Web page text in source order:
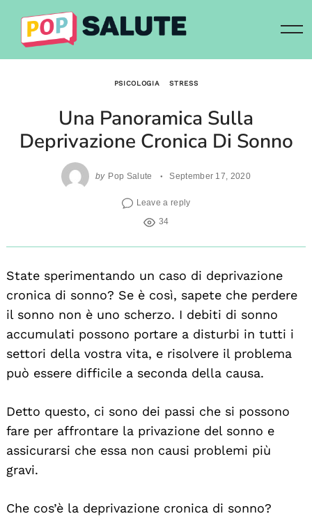
content
PSICOLOGIA STRESS
Una Panoramica Sulla
Deprivazione Cronica Di Sonno
by Pop Salute September 17, 2020
Leave a reply
34
State sperimentando un caso di deprivazione
cronica di sonno? Se è così, sapete che perdere
il sonno non è uno scherzo. I debiti di sonno
accumulati possono portare a disturbi in tutti i
settori della vostra vita, e risolvere il problema
può essere difficile a seconda della causa.
Detto questo, ci sono dei passi che si possono
fare per affrontare la privazione del sonno e
assicurarsi che essa non causi problemi più
gravi.
Che cos’è la deprivazione cronica di sonno?